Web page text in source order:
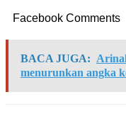
Facebook Comments
BACA JUGA:
menurunkan angka